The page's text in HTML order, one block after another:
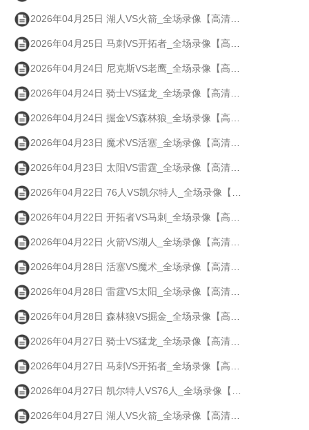
2026年04月25日 湖人VS火箭_全场录像【高清回放】
2026年04月25日 马刺VS开拓者_全场录像【高清回放】
2026年04月24日 尼克斯VS老鹰_全场录像【高清回放】
2026年04月24日 骑士VS猛龙_全场录像【高清回放】
2026年04月24日 掘金VS森林狼_全场录像【高清回放】
2026年04月23日 魔术VS活塞_全场录像【高清回放】
2026年04月23日 太阳VS雷霆_全场录像【高清回放】
2026年04月22日 76人VS凯尔特人_全场录像【高清回放】
2026年04月22日 开拓者VS马刺_全场录像【高清回放】
2026年04月22日 火箭VS湖人_全场录像【高清回放】
2026年04月28日 活塞VS魔术_全场录像【高清回放】
2026年04月28日 雷霆VS太阳_全场录像【高清回放】
2026年04月28日 森林狼VS掘金_全场录像【高清回放】
2026年04月27日 骑士VS猛龙_全场录像【高清回放】
2026年04月27日 马刺VS开拓者_全场录像【高清回放】
2026年04月27日 凯尔特人VS76人_全场录像【高清回放】
2026年04月27日 湖人VS火箭_全场录像【高清回放】